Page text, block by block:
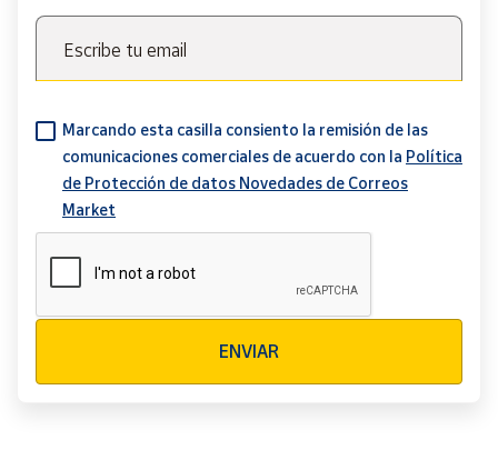
Escribe tu email
Marcando esta casilla consiento la remisión de las
comunicaciones comerciales de acuerdo con la Política
de Protección de datos Novedades de Correos
Market
ENVIAR